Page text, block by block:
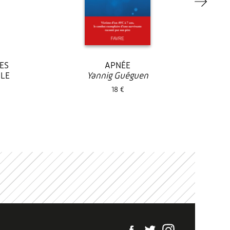
APNÉE
Yannig Guéguen
18 €